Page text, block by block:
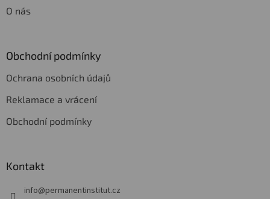
O nás
Obchodní podmínky
Ochrana osobních údajů
Reklamace a vrácení
Obchodní podmínky
Kontakt
info@permanentinstitut.cz